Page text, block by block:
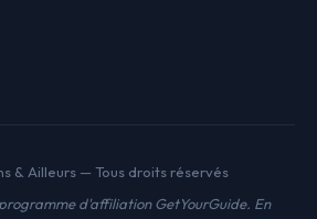
& Ailleurs — Tous droits réservés
d'affiliation GetYourGuide. En